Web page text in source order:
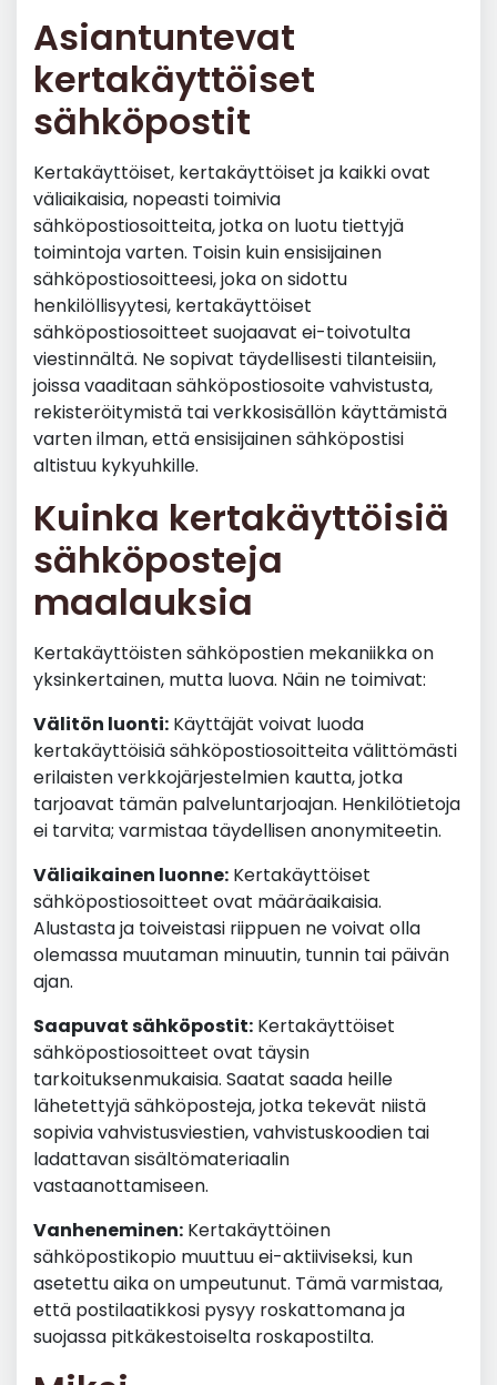
Asiantuntevat
kertakäyttöiset
sähköpostit
Kertakäyttöiset, kertakäyttöiset ja kaikki ovat
väliaikaisia, nopeasti toimivia
sähköpostiosoitteita, jotka on luotu tiettyjä
toimintoja varten. Toisin kuin ensisijainen
sähköpostiosoitteesi, joka on sidottu
henkilöllisyytesi, kertakäyttöiset
sähköpostiosoitteet suojaavat ei-toivotulta
viestinnältä. Ne sopivat täydellisesti tilanteisiin,
joissa vaaditaan sähköpostiosoite vahvistusta,
rekisteröitymistä tai verkkosisällön käyttämistä
varten ilman, että ensisijainen sähköpostisi
altistuu kykyuhkille.
Kuinka kertakäyttöisiä
sähköposteja
maalauksia
Kertakäyttöisten sähköpostien mekaniikka on
yksinkertainen, mutta luova. Näin ne toimivat:
Välitön luonti: Käyttäjät voivat luoda
kertakäyttöisiä sähköpostiosoitteita välittömästi
erilaisten verkkojärjestelmien kautta, jotka
tarjoavat tämän palveluntarjoajan. Henkilötietoja
ei tarvita; varmistaa täydellisen anonymiteetin.
Väliaikainen luonne: Kertakäyttöiset
sähköpostiosoitteet ovat määräaikaisia.
Alustasta ja toiveistasi riippuen ne voivat olla
olemassa muutaman minuutin, tunnin tai päivän
ajan.
Saapuvat sähköpostit: Kertakäyttöiset
sähköpostiosoitteet ovat täysin
tarkoituksenmukaisia. Saatat saada heille
lähetettyjä sähköposteja, jotka tekevät niistä
sopivia vahvistusviestien, vahvistuskoodien tai
ladattavan sisältömateriaalin
vastaanottamiseen.
Vanheneminen: Kertakäyttöinen
sähköpostikopio muuttuu ei-aktiiviseksi, kun
asetettu aika on umpeutunut. Tämä varmistaa,
että postilaatikkosi pysyy roskattomana ja
suojassa pitkäkestoiselta roskapostilta.